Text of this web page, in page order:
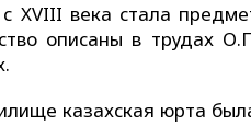
XVIII века стала
описаны в трудах
казахская юрта